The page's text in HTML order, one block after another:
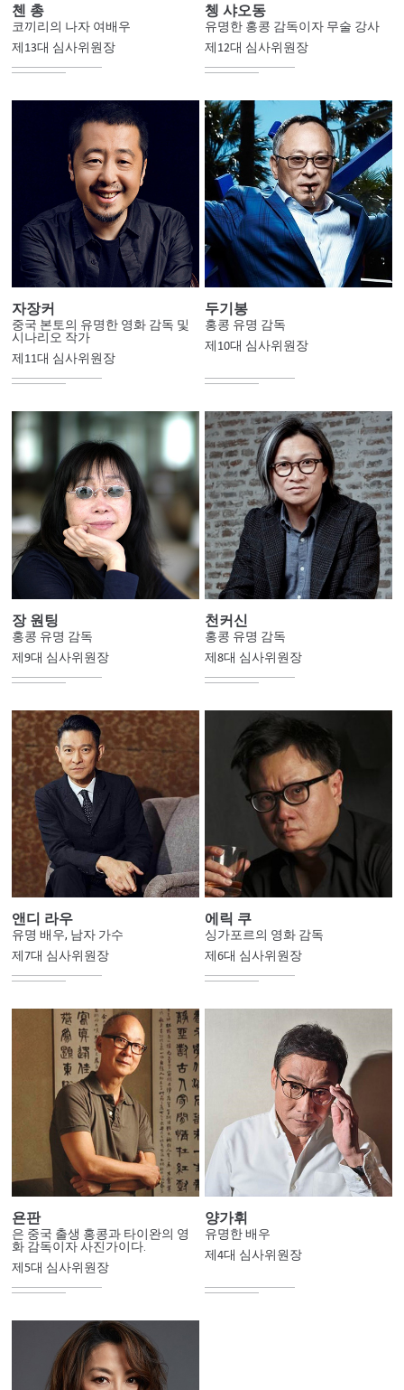
첸 총
코끼리의 나자 여배우
제13대 심사위원장
쳉 샤오동
유명한 홍콩 감독이자 무술 강사
제12대 심사위원장
자장커
중국 본토의 유명한 영화 감독 및
시나리오 작가
제11대 심사위원장
두기봉
홍콩 유명 감독
제10대 심사위원장
장 원팅
홍콩 유명 감독
제9대 심사위원장
천커신
홍콩 유명 감독
제8대 심사위원장
앤디 라우
유명 배우, 남자 가수
제7대 심사위원장
에릭 쿠
싱가포르의 영화 감독
제6대 심사위원장
욘판
은 중국 출생 홍콩과 타이완의 영
화 감독이자 사진가이다.
제5대 심사위원장
양가휘
유명한 배우
제4대 심사위원장